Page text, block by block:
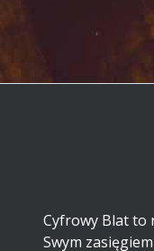
Cyfrowy Blat to
Swym